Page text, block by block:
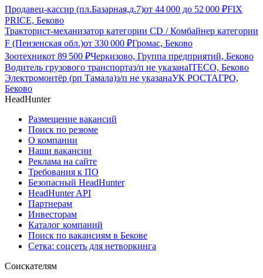
Продавец-кассир (пл.Базарная,д.7)от 44 000 до 52 000 ₽FIX
PRICE, Беково
Тракторист-механизатор категории CD / Комбайнер категории
F (Пензенская обл.)от 330 000 ₽Громас, Беково
Зоотехникот 89 500 ₽Черкизово, Группа предприятий, Беково
Водитель грузового транспортаз/п не указанаITECO, Беково
Электромонтёр (рп Тамала)з/п не указанаУК РОСТАГРО,
Беково
HeadHunter
Размещение вакансий
Поиск по резюме
О компании
Наши вакансии
Реклама на сайте
Требования к ПО
Безопасный HeadHunter
HeadHunter API
Партнерам
Инвесторам
Каталог компаний
Поиск по вакансиям в Бекове
Сетка: соцсеть для нетворкинга
Соискателям